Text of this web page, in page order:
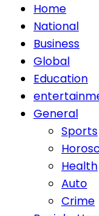
Home
National
Business
Global
Education
General
Sports
Health
Auto
Crime